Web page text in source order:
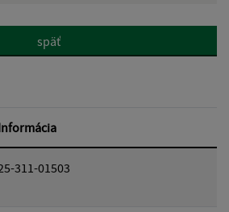
späť
311-01503